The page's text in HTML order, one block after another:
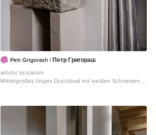
Petr Grigorash | Петр Григораш
artistic brutalism
Mittelgroßes Uriges Duschbad mit weißen Schränken,